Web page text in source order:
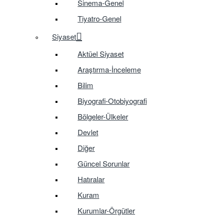
Sinema-Genel
Tiyatro-Genel
Siyaset
Aktüel Siyaset
Araştırma-İnceleme
Bilim
Biyografi-Otobiyografi
Bölgeler-Ülkeler
Devlet
Diğer
Güncel Sorunlar
Hatıralar
Kuram
Kurumlar-Örgütler